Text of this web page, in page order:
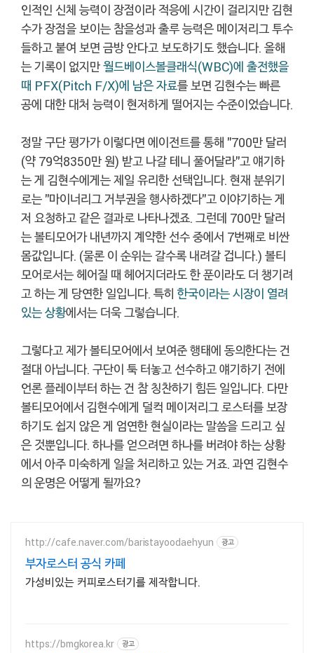
인적인 신체 능력이 장점이라 적응에 시간이 걸리지만 김현
수가 장점을 보이는 참을성과 출루 능력은 메이저리그 투수
들하고 붙여 보면 금방 안다고 보도하기도 했습니다. 올해
는 기록이 없지만월드베이스볼클래식(WBC)에 출전했을
때 PFX(Pitch F/X)에 남은 자료를 보면 김현수는 빠른
공에 대한 대처 능력이 현저하게 떨어지는 수준이었습니다.
정말 구단 평가가 이렇다면 에이전트를 통해 "700만 달러
(약 79억8350만 원) 받고 나갈 테니 풀어달라"고 얘기하
는 게 김현수에게는 제일 유리한 선택입니다. 현재 분위기
로는 "마이너리그 거부권을 행사하겠다"고 이야기하는 게
저 요청하고 같은 결과로 나타나겠죠. 그런데 700만 달러
는 볼티모어가 내년까지 계약한 선수 중에서 7번째로 비싼
몸값입니다. (물론 이 순위는 갈수록 내려갈 겁니다.) 볼티
모어로서는 헤어질 때 헤어지더라도 한 푼이라도 더 챙기려
고 하는 게 당연한 일입니다. 특히 한국이라는 시장이 열려
있는 상황에서는 더욱 그렇습니다.
그렇다고 제가 볼티모어에서 보여준 행태에 동의한다는 건
절대 아닙니다. 구단이 툭 터놓고 선수하고 얘기하기 전에
언론 플레이부터 하는 건 참 칭찬하기 힘든 일입니다. 다만
볼티모어에서 김현수에게 덜컥 메이저리그 로스터를 보장
하기도 쉽지 않은 게 엄연한 현실이라는 말씀을 드리고 싶
은 것뿐입니다. 하나를 얻으려면 하나를 버려야 하는 상황
에서 아주 미숙하게 일을 처리하고 있는 거죠. 과연 김현수
의 운명은 어떻게 될까요?
http://cafe.naver.com/baristayoodaehyun 광고
부자로스터 공식 카페
가성비있는 커피로스터기를 제작합니다.
https://bmgkorea.kr 광고